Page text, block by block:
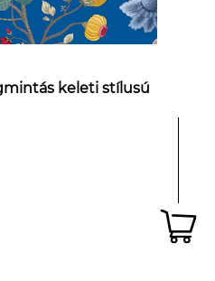
keleti stílusú